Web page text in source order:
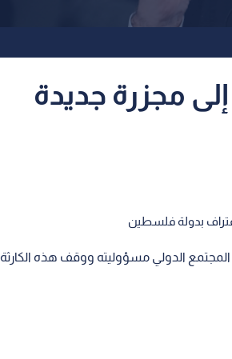
مجزرة جديدة
بدولة فلسطين
الدولي مسؤوليته ووقف هذه الكارثة